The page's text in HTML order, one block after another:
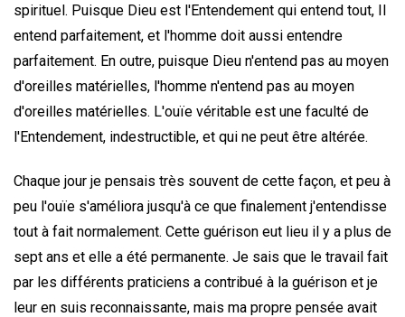
spirituel. Puisque Dieu est l'Entendement qui entend tout, Il
entend parfaitement, et l'homme doit aussi entendre
parfaitement. En outre, puisque Dieu n'entend pas au moyen
d'oreilles matérielles, l'homme n'entend pas au moyen
d'oreilles matérielles. L'ouïe véritable est une faculté de
l'Entendement, indestructible, et qui ne peut être altérée.
Chaque jour je pensais très souvent de cette façon, et peu à
peu l'ouïe s'améliora jusqu'à ce que finalement j'entendisse
tout à fait normalement. Cette guérison eut lieu il y a plus de
sept ans et elle a été permanente. Je sais que le travail fait
par les différents praticiens a contribué à la guérison et je
leur en suis reconnaissante, mais ma propre pensée avait